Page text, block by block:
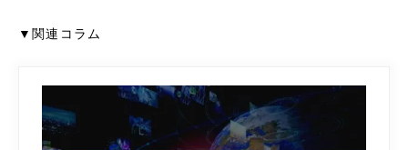
▼関連コラム